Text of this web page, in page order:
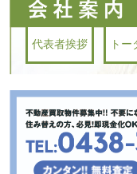
代表者挨拶 ト